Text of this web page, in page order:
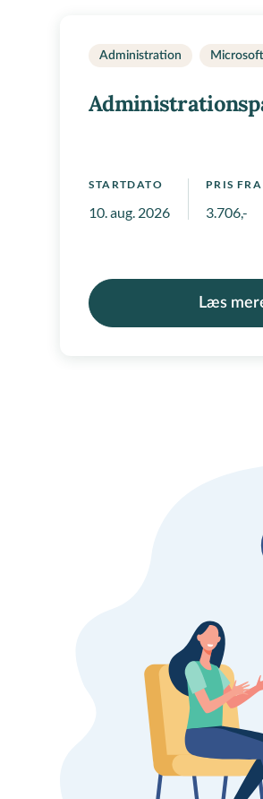
Administration
STARTDATO
10. aug. 2026
PRIS FRA
3.706,-
Læs